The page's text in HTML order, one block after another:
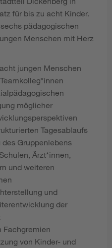
für bis zu acht Kinder.
pädagogischen
Menschen mit Herz
jungen Menschen
möglicher
Tagesablaufs
Gruppenlebens
Ärzt*innen,
und weiteren
und
der
Fachgremien
von Kinder- und